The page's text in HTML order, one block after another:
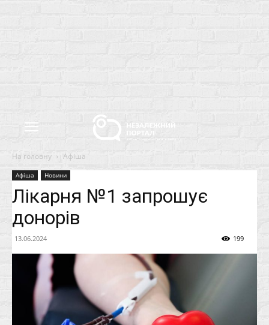
На головну Афіша
Афіша Новини
Лікарня №1 запрошує
донорів
13.06.2024 199